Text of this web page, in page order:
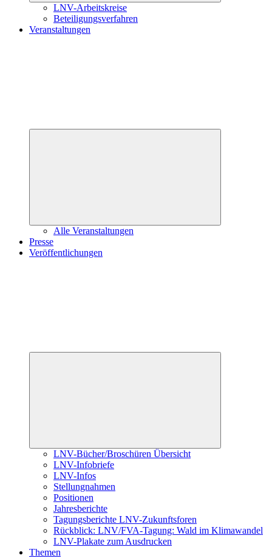
LNV-Arbeitskreise
Beteiligungsverfahren
Veranstaltungen
Alle Veranstaltungen
Presse
Veröffentlichungen
LNV-Bücher/Broschüren Übersicht
LNV-Infobriefe
LNV-Infos
Stellungnahmen
Positionen
Jahresberichte
Tagungsberichte LNV-Zukunftsforen
Rückblick: LNV/FVA-Tagung: Wald im Klimawandel
LNV-Plakate zum Ausdrucken
Themen